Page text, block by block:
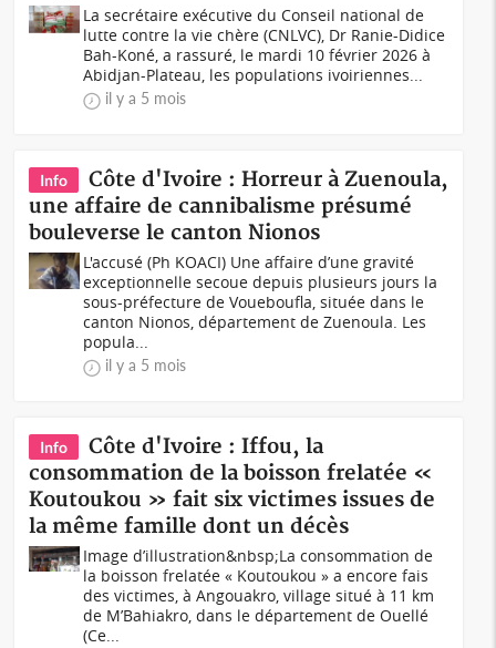
La secrétaire exécutive du Conseil national de
lutte contre la vie chère (CNLVC), Dr Ranie-Didice
Bah-Koné, a rassuré, le mardi 10 février 2026 à
Abidjan-Plateau, les populations ivoiriennes...
il y a 5 mois
Info
Côte d'Ivoire : Horreur à Zuenoula,
une affaire de cannibalisme présumé
bouleverse le canton Nionos
L'accusé (Ph KOACI) Une affaire d’une gravité
exceptionnelle secoue depuis plusieurs jours la
sous-préfecture de Voueboufla, située dans le
canton Nionos, département de Zuenoula. Les
popula...
il y a 5 mois
Info
Côte d'Ivoire : Iffou, la
consommation de la boisson frelatée «
Koutoukou » fait six victimes issues de
la même famille dont un décès
Image d’illustration&nbsp;La consommation de
la boisson frelatée « Koutoukou » a encore fais
des victimes, à Angouakro, village situé à 11 km
de M’Bahiakro, dans le département de Ouellé
(Ce...